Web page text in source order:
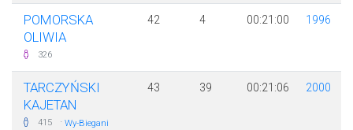
POMORSKA
OLIWIA
326
42 4 00:21:00 1996
TARCZYŃSKI
KAJETAN
415 · Wy-Biegani
43 39 00:21:06 2000